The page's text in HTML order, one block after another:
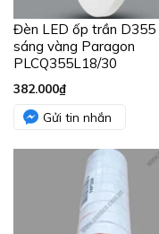
Đèn LED ốp trần
sáng vàng Paragon
PLCQ355L18/30
382.000₫
Gửi tin nhắn